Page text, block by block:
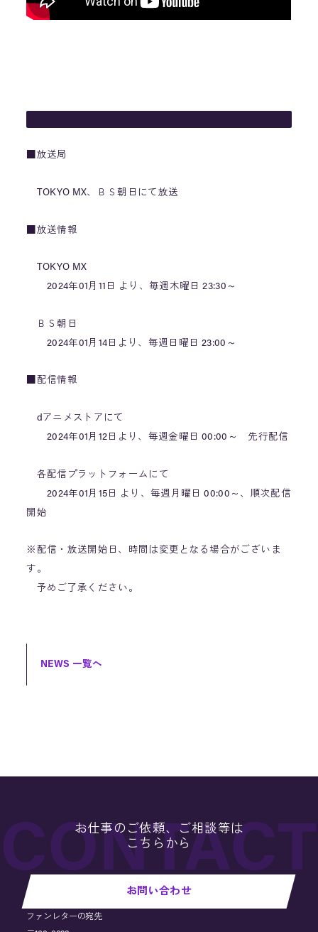
■放送局
TOKYO MX、ＢＳ朝日にて放送
■放送情報
TOKYO MX
2024年01月11日 より、毎週木曜日 23:30～
ＢＳ朝日
2024年01月14日より、毎週日曜日 23:00～
■配信情報
dアニメストアにて
2024年01月12日より、毎週金曜日 00:00～ 先行配信
各配信プラットフォームにて
2024年01月15日 より、毎週月曜日 00:00～、順次配信
開始
※配信・放送開始日、時間は変更となる場合がございま
す。
予めご了承ください。
NEWS 一覧へ
お仕事のご依頼、ご相談等は
こちらから
お問い合わせ
ファンレターの宛先